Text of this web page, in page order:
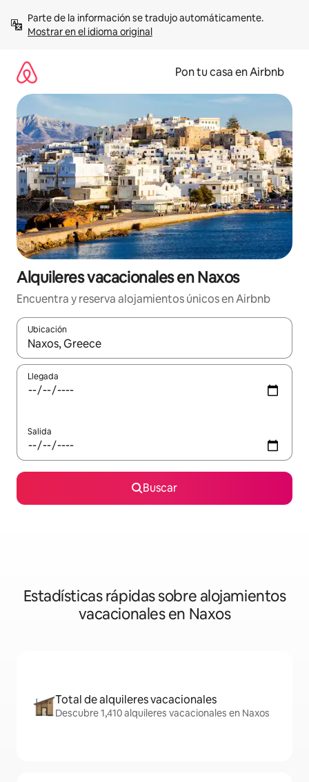
contenidoMostrar en el idioma original
Pon tu casa en Airbnb
Alquileres vacacionales en Naxos
Encuentra y reserva alojamientos únicos en Airbnb
Ubicación
Cuando los resultados estén disponibles, navega con las
Llegada
Salida
Buscar
Estadísticas rápidas sobre alojamientos
vacacionales en Naxos
Total de alquileres vacacionales
Descubre 1,410 alquileres vacacionales en Naxos